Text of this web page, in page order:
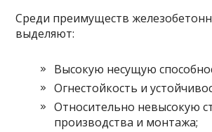
Среди преимуществ
выделяют:
Высокую несущую
Огнестойкость и
Относительно невысокую
производства и монтажа;